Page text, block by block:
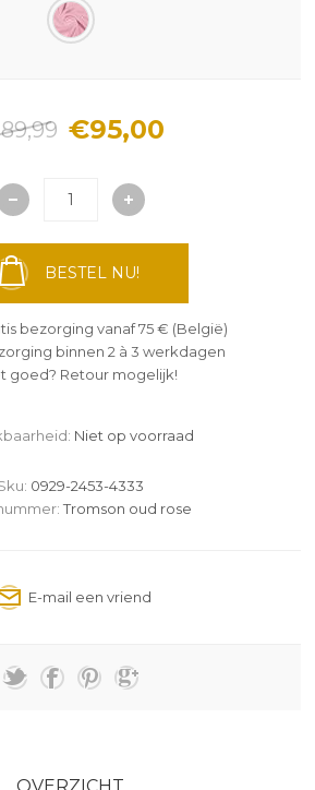
€95,00
BESTEL NU!
bezorging vanaf 75 € (België)
binnen 2 à 3 werkdagen
goed? Retour mogelijk!
Niet op voorraad
0929-2453-4333
Tromson oud rose